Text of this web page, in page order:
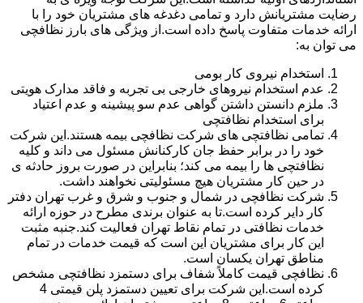
رضایت مشتریانش دارد و تمامی دغدغه های مشتریان خود را با
ارائه خدمات متفاوت پاسخ داده است.از ویژگی های بارز نظافچی
می توان به:
استخدام نیروی کار بومی
عدم استخدام نیروهای خارجی بی تجربه و فاقد مدارک هویتی
ملزم دانستن داشتن گواهی عدم سو پیشینه و عدم اعتیاد
برای استخدام نظافتچی
تمامی نظافتچی های شرکت نظافچی بیمه هستند.این شرکت
خود را در برابر حفظ جان کارکنانش مسئول می داند و کلیه
نظافتچی ها را بیمه می کند؛ بنابراین در صورت بروز حادثه ی
در حین کار مشتریان هیچ مسئولیتی نخواهند داشت.
شرکت نظافچی در شمال و جنوب و شرق و غرب تهران دفتر
کار دایر کرده است.تا به عنوان برندی مطرح در حوزه ارائه
خدمات نظافتی در تمام نقاط تهران فعالیت کند.جنبه مثبت
این کار برای مشتریان این است که قیمت خدمات در تمام
مناطق تهران یکسان است.
نظافچی قیمت کاملاً شفاف برای دستمزد نظافتچی مشخص
کرده است.این شرکت برای تعیین دستمزد پلن قیمتی 4